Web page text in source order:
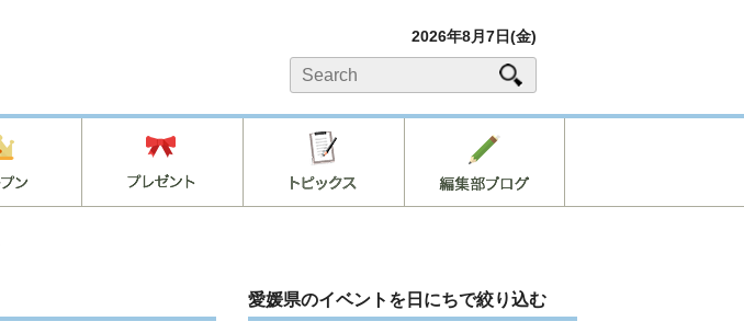
2026年8月7日(金)
愛媛県のイベントを日にちで絞り込む